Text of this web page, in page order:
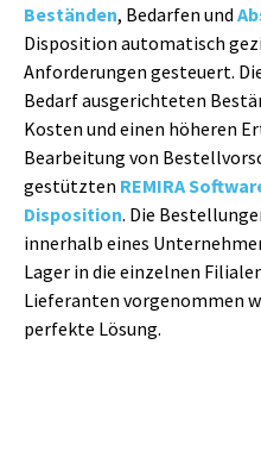
Beständen, Bedarfen und
Disposition automatisch
Anforderungen gesteuert.
Bedarf ausgerichteten
Kosten und einen höheren
Bearbeitung von
gestützten REMIRA
Disposition. Die
innerhalb eines
Lager in die einzelnen
Lieferanten vorgenommen
perfekte Lösung.